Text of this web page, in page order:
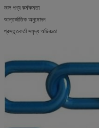
ভাল পণ্য কর্মক্ষমতা
আন্তর্জাতিক অনুমোদন
প্রস্তুতকর্তা সমৃদ্ধ অভিজ্ঞতা